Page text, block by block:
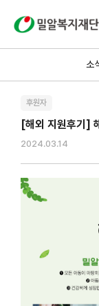
소
후원자
[해외 지원후기]
2024.03.14